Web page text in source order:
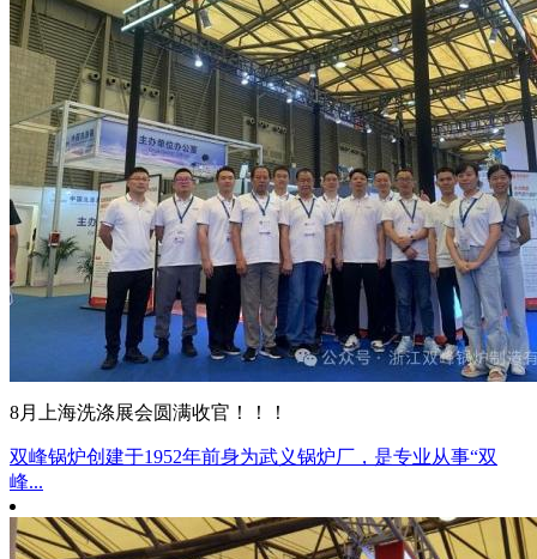
8月上海洗涤展会圆满收官！！！
双峰锅炉创建于1952年前身为武义锅炉厂，是专业从事“双
峰...